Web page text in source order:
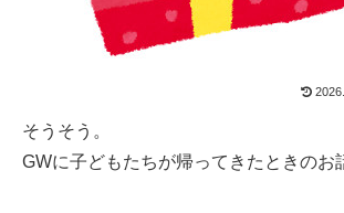
そうそう。
GWに子どもたちが帰ってきたときのお